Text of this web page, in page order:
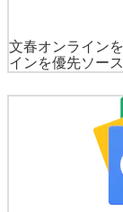
文春オンライン
インを優先ソー